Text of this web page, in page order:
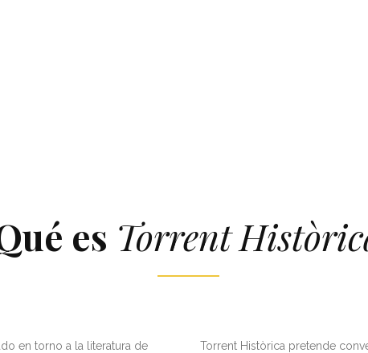
es Torrent
en torno a la literatura de
Torrent Històrica pretende